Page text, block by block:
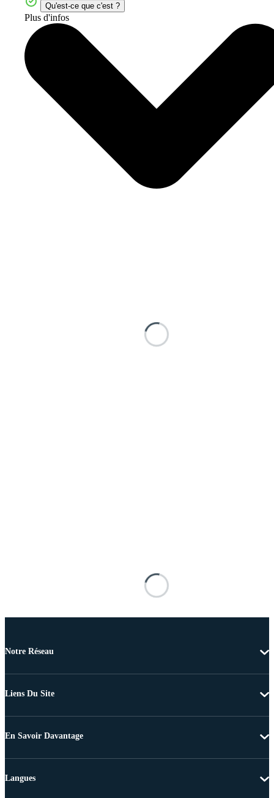
Qu'est-ce que c'est ?
Plus d'infos
Notre Réseau
Liens Du Site
En Savoir Davantage
Langues